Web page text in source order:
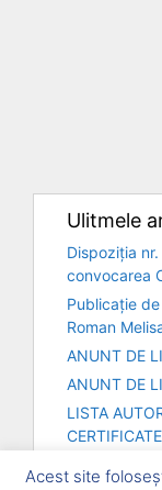
Ulitmele
Dispoziția
convocarea
Publicație
Roman
ANUNT DE
ANUNT DE
LISTA
Acest site